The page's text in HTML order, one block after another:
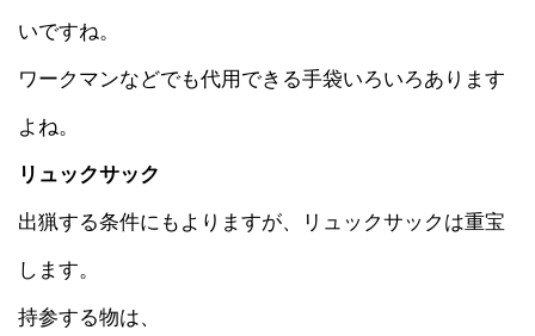
いですね。
ワークマンなどでも代用できる手袋いろいろあります
よね。
リュックサック
出猟する条件にもよりますが、リュックサックは重宝
します。
持参する物は、